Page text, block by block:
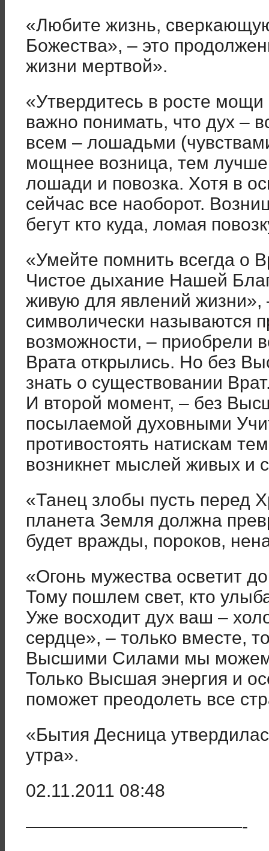
«Любите жизнь,
Божества», – это
жизни мертвой».
«Утвердитесь в росте мощи
важно понимать, что дух –
всем – лошадьми
мощнее возница, тем
лошади и повозка. Хотя в
сейчас все наоборот.
бегут кто куда, ломая
«Умейте помнить всегда о
Чистое дыхание Нашей
живую для явлений жизни»,
символически называются
возможности, – приобрели
Врата открылись. Но без
знать о существовании
И второй момент, – без
посылаемой духовными
противостоять натискам
возникнет мыслей живых и
«Танец злобы пусть перед
планета Земля должна
будет вражды, пороков,
«Огонь мужества осветит
Тому пошлем свет, кто
Уже восходит дух ваш –
сердце», – только вместе,
Высшими Силами мы можем
Только Высшая энергия и
поможет преодолеть все
«Бытия Десница
утра».
02.11.2011 08:48
————————————-